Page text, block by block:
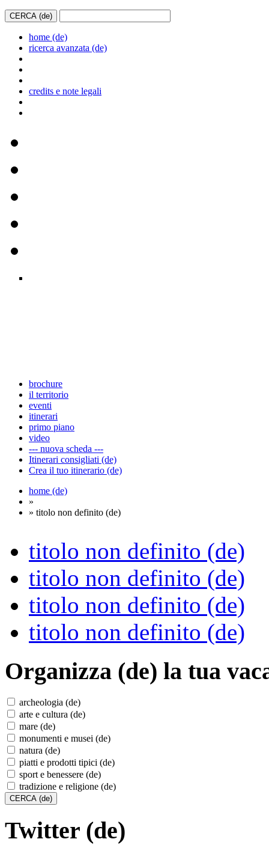
home (de)
ricerca avanzata (de)
credits e note legali
brochure
il territorio
eventi
itinerari
primo piano
video
--- nuova scheda ---
Itinerari consigliati (de)
Crea il tuo itinerario (de)
home (de)
»
» titolo non definito (de)
titolo non definito (de)
titolo non definito (de)
titolo non definito (de)
titolo non definito (de)
Organizza (de) la tua
archeologia (de)
arte e cultura (de)
mare (de)
monumenti e musei (de)
natura (de)
piatti e prodotti tipici (de)
sport e benessere (de)
tradizione e religione (de)
Twitter (de)